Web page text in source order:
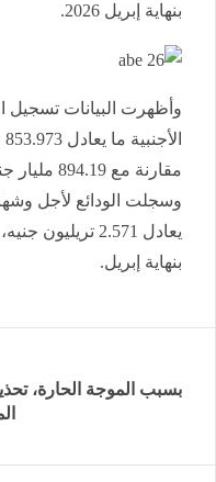
بنهاية إبريل 2026.
وأظهرت البيانات تسجيل
مقارنة مع
وسجلت الودائع لأجل
بنهاية إبريل.
بسبب الموجة الحارة،